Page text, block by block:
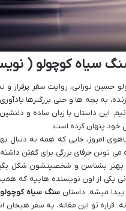
سیاه کوچولو (
حسین نورانی، روایت سفر
به بچه ها و حتی بزرگترها
این داستان با زبان ساده و
خود پنهان کرده است.
امروز، جایی که همه به
تونن حرفای بزرگی برای گفتن
بهتر بشناسن و شخصیتشون شکل
یکی از اون نویسنده هاییه
میشه. داستان سنگ سیاه کوچولو
قراره تو این مقاله، یه سفر هیجان